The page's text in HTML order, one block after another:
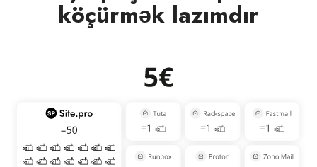
köçürmək lazımdır